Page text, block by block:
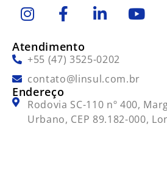
Atendimento
+55 (47) 3525-0202
contato@linsul.com.br
Endereço
Rodovia SC-110 nº 400,
Urbano, CEP 89.182-000,